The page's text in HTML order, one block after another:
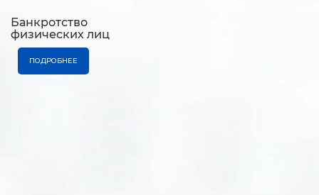
Банкротство
физических лиц
ПОДРОБНЕЕ